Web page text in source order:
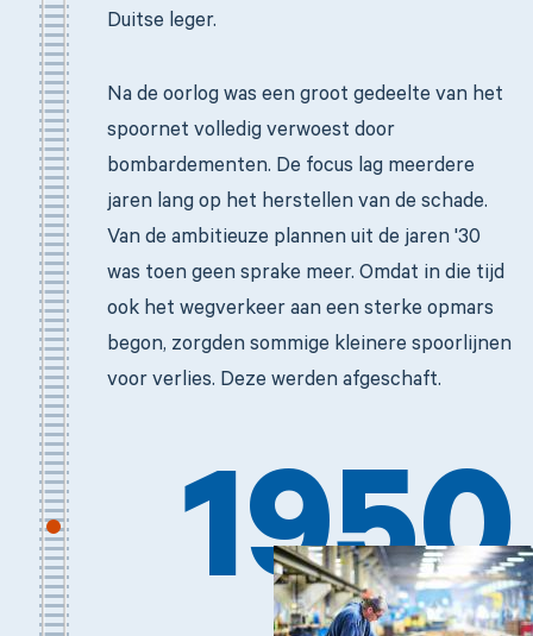
Duitse leger.
Na de oorlog was een groot gedeelte van het
spoornet volledig verwoest door
bombardementen. De focus lag meerdere
jaren lang op het herstellen van de schade.
Van de ambitieuze plannen uit de jaren '30
was toen geen sprake meer. Omdat in die tijd
ook het wegverkeer aan een sterke opmars
begon, zorgden sommige kleinere spoorlijnen
voor verlies. Deze werden afgeschaft.
1950